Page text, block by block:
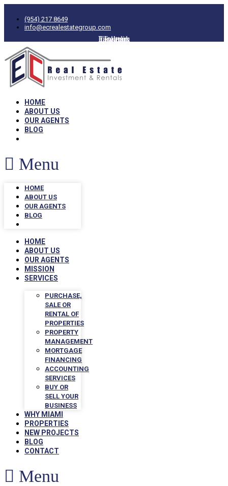
(954) 217 8649
info@ecrealestategroup.com
Facebook
Twitter
Linkedin
Instagram
HOME
ABOUT US
OUR AGENTS
BLOG
Menu
HOME
ABOUT US
OUR AGENTS
BLOG
HOME
ABOUT US
OUR AGENTS
MISSION
SERVICES
PURCHASE,
SALE OR
RENTAL OF
PROPERTIES
PROPERTY
MANAGEMENT
MORTGAGE
FINANCING
ACCOUNTING
SERVICES
BUY OR
SELL YOUR
BUSINESS
WHY MIAMI
PROPERTIES
NEW PROJECTS
BLOG
CONTACT
Menu